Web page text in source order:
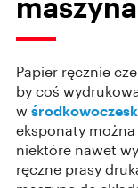
Papier ręcznie
by coś
w
eksponaty
niektóre nawet
ręczne prasy